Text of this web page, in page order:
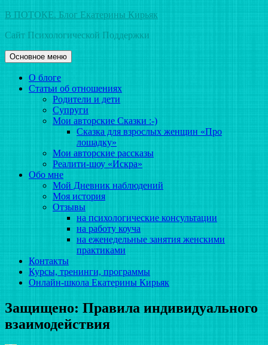
Перейти
содержимому
В ПОТОКЕ. Блог Екатерины Кирьяк
Сайт Психологической Поддержки
Основное меню
О блоге
Статьи об отношениях
Родители и дети
Супруги
Мои авторские Сказки :-)
Сказка для взрослых женщин «Про
лошадку»
Мои авторские рассказы
Реалити-шоу «Искра»
Обо мне
Мой Дневник наблюдений
Моя история
Отзывы
на психологические консультации
на работу коуча
на еженедельные занятия женскими
практиками
Контакты
Курсы, тренинги, программы
Онлайн-школа Екатерины Кирьяк
Защищено: Правила индивидуального
взаимодействия